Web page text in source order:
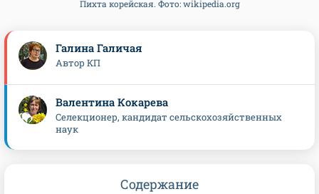
Пихта корейская. Фото: wikipedia.org
Галина Галичая
Автор КП
Валентина Кокарева
Селекционер, кандидат сельскохозяйственных
наук
Содержание